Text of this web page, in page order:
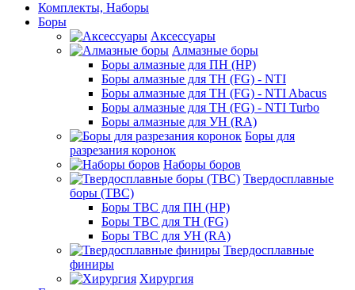
Комплекты, Наборы
Боры
Аксессуары
Алмазные боры
Боры алмазные для ПН (HP)
Боры алмазные для ТН (FG) - NTI
Боры алмазные для ТН (FG) - NTI Abacus
Боры алмазные для ТН (FG) - NTI Turbo
Боры алмазные для УН (RA)
Боры для
разрезания коронок
Наборы боров
Твердосплавные
боры (ТВС)
Боры ТВС для ПН (HP)
Боры ТВС для ТН (FG)
Боры ТВС для УН (RA)
Твердосплавные
финиры
Хирургия